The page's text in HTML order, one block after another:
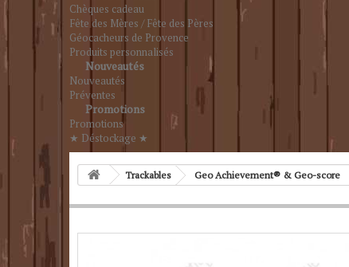
Chèques cadeau
Fête des Mères / Fête des Pères
Géocacheurs de Provence
Produits personnalisés
Nouveautés
Nouveautés
Préventes
Promotions
Promotions
★ Déstockage ★
Trackables Geo Achievement® & Geo-score